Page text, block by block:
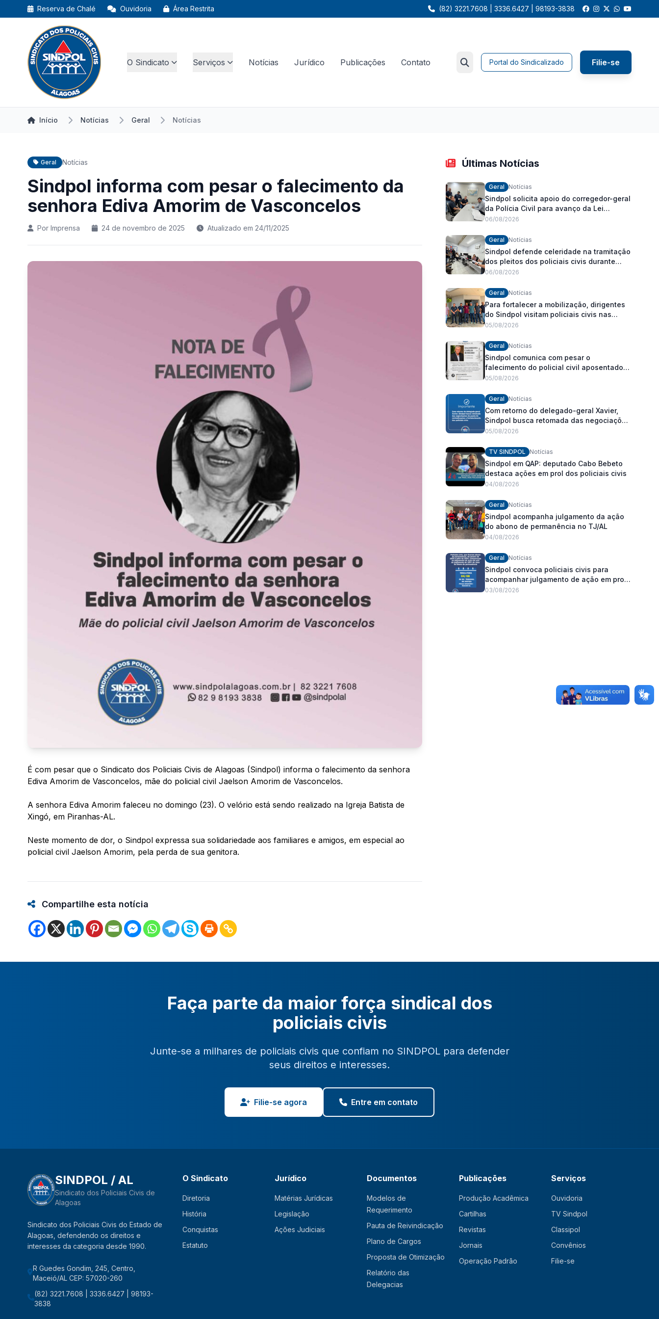
Reserva de Chalé Ouvidoria Área Restrita (82) 3221.7608 | 3336.6427 | 98193-3838
O Sindicato Serviços Notícias Jurídico Publicações Contato Portal do Sindicalizado Filie-se
Início Notícias Geral Notícias
Geral Notícias
Sindpol informa com pesar o falecimento da
senhora Ediva Amorim de Vasconcelos
Por Imprensa 24 de novembro de 2025 Atualizado em 24/11/2025
É com pesar que o Sindicato dos Policiais Civis de Alagoas (Sindpol) informa o falecimento da senhora
Ediva Amorim de Vasconcelos, mãe do policial civil Jaelson Amorim de Vasconcelos.
A senhora Ediva Amorim faleceu no domingo (23). O velório está sendo realizado na Igreja Batista de
Xingó, em Piranhas-AL.
Neste momento de dor, o Sindpol expressa sua solidariedade aos familiares e amigos, em especial ao
policial civil Jaelson Amorim, pela perda de sua genitora.
Compartilhe esta notícia
Últimas Notícias
Geral Notícias
Sindpol solicita apoio do corregedor-geral
da Polícia Civil para avanço da Lei
Orgânica Estadual
06/08/2026
Geral Notícias
Sindpol defende celeridade na tramitação
dos pleitos dos policiais civis durante
visita às delegacias
06/08/2026
Geral Notícias
Para fortalecer a mobilização, dirigentes
do Sindpol visitam policiais civis nas
delegacias
05/08/2026
Geral Notícias
Sindpol comunica com pesar o
falecimento do policial civil aposentado
Dagoberto Carlos Romeiro
05/08/2026
Geral Notícias
Com retorno do delegado-geral Xavier,
Sindpol busca retomada das negociações
da pauta de reivindicações e
05/08/2026
TV SINDPOL Notícias
Sindpol em QAP: deputado Cabo Bebeto
destaca ações em prol dos policiais civis
04/08/2026
Geral Notícias
Sindpol acompanha julgamento da ação
do abono de permanência no TJ/AL
04/08/2026
Geral Notícias
Sindpol convoca policiais civis para
acompanhar julgamento de ação em prol
do pagamento de 100% do abono de
03/08/2026
Faça parte da maior força sindical dos
policiais civis
Junte-se a milhares de policiais civis que confiam no SINDPOL para defender
seus direitos e interesses.
Filie-se agora Entre em contato
SINDPOL / AL
Sindicato dos Policiais Civis de
Alagoas
Sindicato dos Policiais Civis do Estado de
Alagoas, defendendo os direitos e
interesses da categoria desde 1990.
R Guedes Gondim, 245, Centro,
Maceió/AL CEP: 57020-260
(82) 3221.7608 | 3336.6427 | 98193-
3838
O Sindicato
Diretoria
História
Conquistas
Estatuto
Jurídico
Matérias Jurídicas
Legislação
Ações Judiciais
Documentos
Modelos de
Requerimento
Pauta de Reivindicação
Plano de Cargos
Proposta de Otimização
Relatório das
Delegacias
Publicações
Produção Acadêmica
Cartilhas
Revistas
Jornais
Operação Padrão
Serviços
Ouvidoria
TV Sindpol
Classipol
Convênios
Filie-se